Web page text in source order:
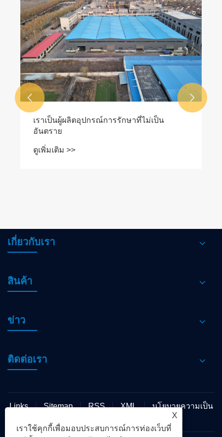
เราเป็นผู้ผลิตอุปกรณ์การรักษาที่ไม่เป็น
อันตราย
ดูเพิ่มเติม >>
 
เกี่ยวกับเรา
สินค้า
ข่าว
ติดต่อเรา
Links Sitemap RSS XML
นโยบายความเป็น
X
เราใช้คุกกี้เพื่อมอบประสบการณ์การท่องเว็บที่